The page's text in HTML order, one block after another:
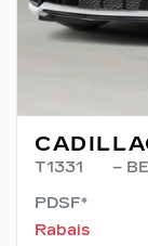
T1331
–
PDSF*
Rabais